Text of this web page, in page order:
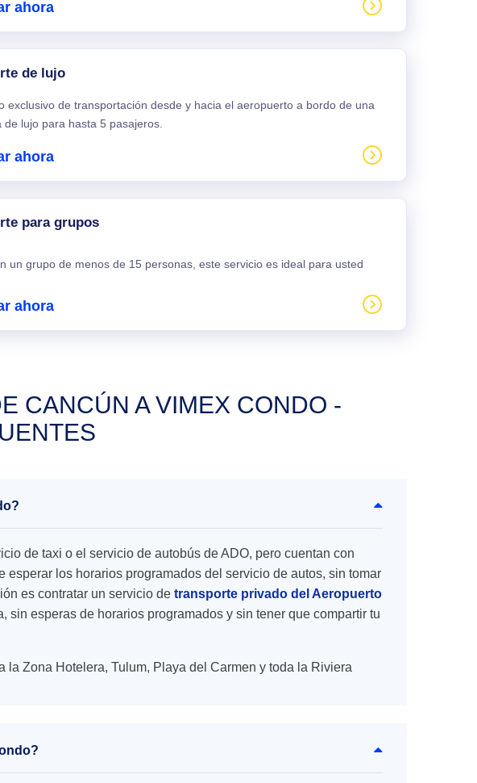
ahora
de lujo
exclusivo de transportación desde y hacia el aeropuerto a bordo de una
de lujo para hasta 5 pasajeros.
ahora
para grupos
un grupo de menos de 15 personas, este servicio es ideal para usted
ahora
CANCÚN A VIMEX CONDO -
de taxi o el servicio de autobús de ADO, pero cuentan con
los horarios programados del servicio de autos, sin tomar
es contratar un servicio de transporte privado del Aeropuerto
sin esperas de horarios programados y sin tener que compartir tu
Zona Hotelera, Tulum, Playa del Carmen y toda la Riviera